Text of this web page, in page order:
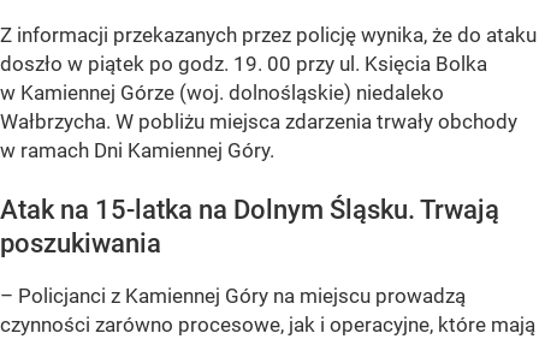
Z informacji przekazanych przez policję wynika, że do ataku
doszło w piątek po godz. 19. 00 przy ul. Księcia Bolka
w Kamiennej Górze (woj. dolnośląskie) niedaleko
Wałbrzycha. W pobliżu miejsca zdarzenia trwały obchody
w ramach Dni Kamiennej Góry.
Atak na 15-latka na Dolnym Śląsku. Trwają
poszukiwania
– Policjanci z Kamiennej Góry na miejscu prowadzą
czynności zarówno procesowe, jak i operacyjne, które mają